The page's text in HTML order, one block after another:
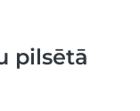
pilsētā